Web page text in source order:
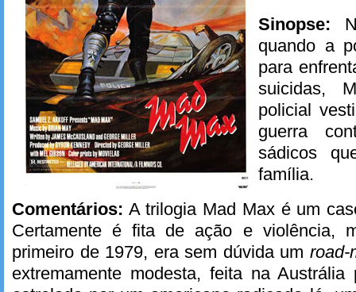
Sinopse:
quando a
para
suicidas,
policial
guerra
sádicos
família.
Comentários: A trilogia Mad Max é um
Certamente é fita de ação e violência,
primeiro de 1979, era sem dúvida um road-
extremamente modesta, feita na Austrália